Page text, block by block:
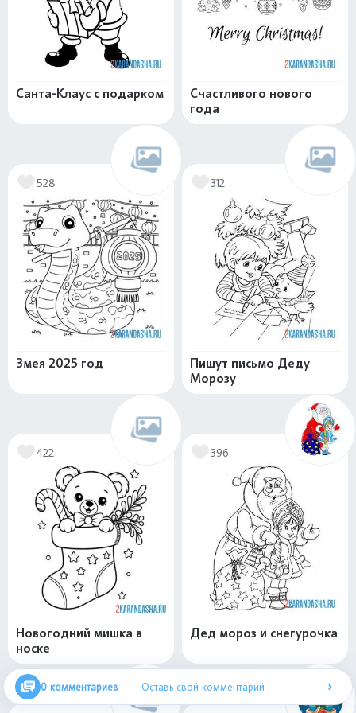
Санта-Клаус с подарком
Счастливого нового
года
528
Змея 2025 год
312
Пишут письмо Деду
Морозу
422
Новогодний мишка в
носке
396
Дед мороз и снегурочка
0 комментариев Оставь свой комментарий ›